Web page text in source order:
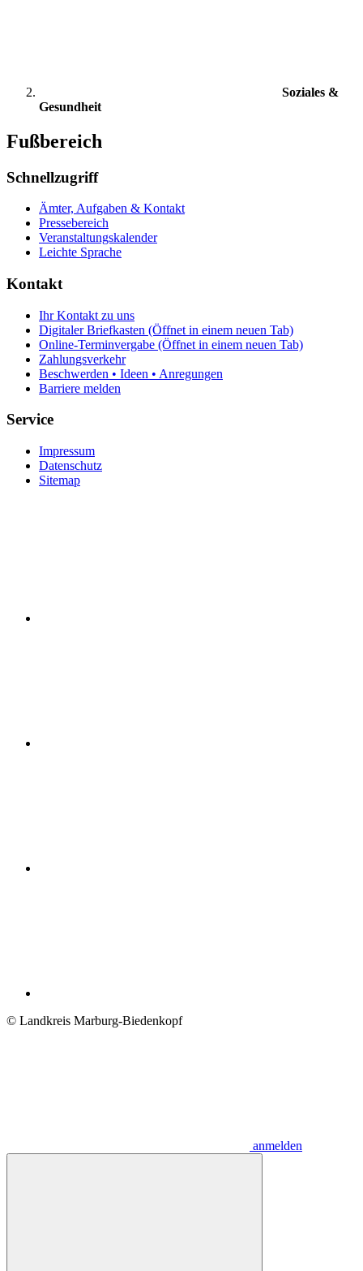
Soziales &
Gesundheit
Fußbereich
Schnellzugriff
Ämter, Aufgaben & Kontakt
Pressebereich
Veranstaltungskalender
Leichte Sprache
Kontakt
Ihr Kontakt zu uns
Digitaler Briefkasten (Öffnet in einem neuen Tab)
Online-Terminvergabe (Öffnet in einem neuen Tab)
Zahlungsverkehr
Beschwerden • Ideen • Anregungen
Barriere melden
Service
Impressum
Datenschutz
Sitemap
© Landkreis Marburg-Biedenkopf
anmelden